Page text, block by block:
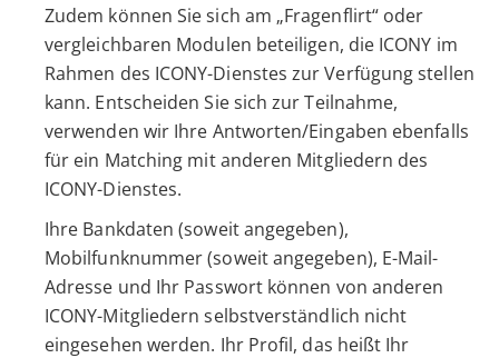
Zudem können Sie sich am „Fragenflirt“ oder
vergleichbaren Modulen beteiligen, die ICONY im
Rahmen des ICONY-Dienstes zur Verfügung stellen
kann. Entscheiden Sie sich zur Teilnahme,
verwenden wir Ihre Antworten/Eingaben ebenfalls
für ein Matching mit anderen Mitgliedern des
ICONY-Dienstes.
Ihre Bankdaten (soweit angegeben),
Mobilfunknummer (soweit angegeben), E-Mail-
Adresse und Ihr Passwort können von anderen
ICONY-Mitgliedern selbstverständlich nicht
eingesehen werden. Ihr Profil, das heißt Ihr